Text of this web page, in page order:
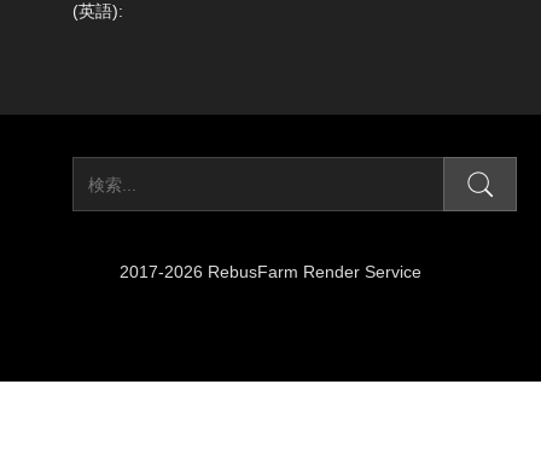
(英語):
2017-2026 RebusFarm Render Service